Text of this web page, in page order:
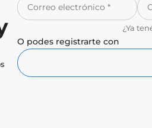
¿Ya
O podes registrarte con